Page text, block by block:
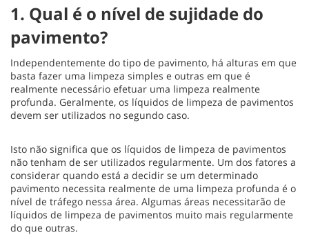
1. Qual é o nível de sujidade do
pavimento?
Independentemente do tipo de pavimento, há alturas em que
basta fazer uma limpeza simples e outras em que é
realmente necessário efetuar uma limpeza realmente
profunda. Geralmente, os líquidos de limpeza de pavimentos
devem ser utilizados no segundo caso.
Isto não significa que os líquidos de limpeza de pavimentos
não tenham de ser utilizados regularmente. Um dos fatores a
considerar quando está a decidir se um determinado
pavimento necessita realmente de uma limpeza profunda é o
nível de tráfego nessa área. Algumas áreas necessitarão de
líquidos de limpeza de pavimentos muito mais regularmente
do que outras.